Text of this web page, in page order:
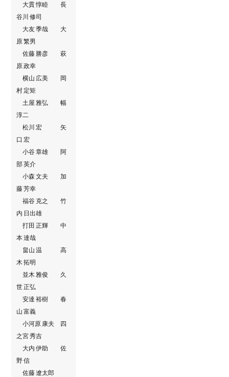
大貫 惇睦 長
谷川 修司
大友 季哉 大
原 繁男
佐藤 勝彦 萩
原 政幸
横山 広美 岡
村 定矩
土屋 雅弘 幅
淳二
松川 宏 矢
口 宏
小谷 章雄 阿
部 英介
小森 文夫 加
藤 芳幸
福谷 克之 竹
内 日出雄
打田 正輝 中
本 達哉
畠山 温 高
木 拓明
並木 雅俊 久
世 正弘
安達 裕樹 春
山 富義
小河原 康夫 四
之宮 秀吉
大内 伊助 佐
野 信
佐藤 遼太郎